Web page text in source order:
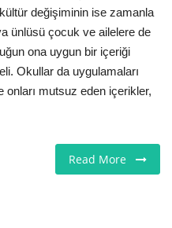
değişiminin ise zamanla
ünlüsü çocuk ve ailelere de
ona uygun bir içeriği
Okullar da uygulamaları
onları mutsuz eden içerikler,
Read More